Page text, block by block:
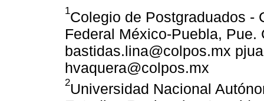
1Colegio de Postgraduados -
Federal México-Puebla, Pue.
bastidas.lina@colpos.mx
hvaquera@colpos.mx
2Universidad Nacional